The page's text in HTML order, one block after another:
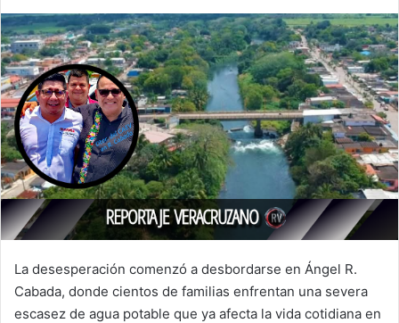
La desesperación comenzó a desbordarse en Ángel R.
Cabada, donde cientos de familias enfrentan una severa
escasez de agua potable que ya afecta la vida cotidiana en